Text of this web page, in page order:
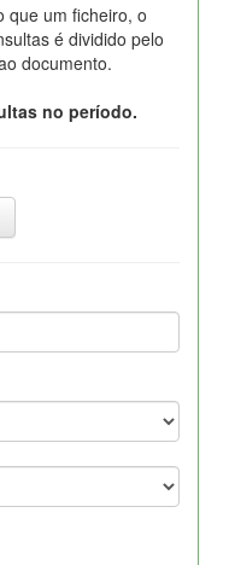
que um ficheiro, o
é dividido pelo
documento.
no período.